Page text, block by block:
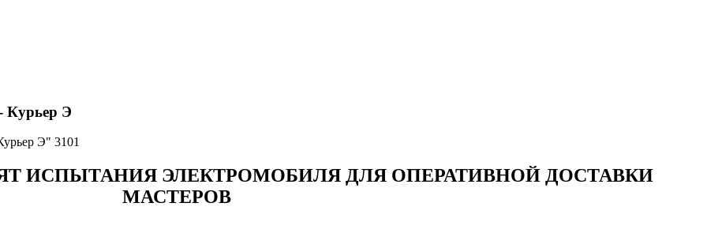
Э
Э" 3101
ИСПЫТАНИЯ ЭЛЕКТРОМОБИЛЯ ДЛЯ ОПЕРАТИВНОЙ ДОСТАВКИ
МАСТЕРОВ